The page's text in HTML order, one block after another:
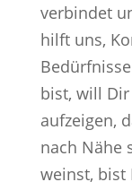
verbindet
hilft uns,
bist, will
aufzeigen,
nach Nähe
weinst, bist